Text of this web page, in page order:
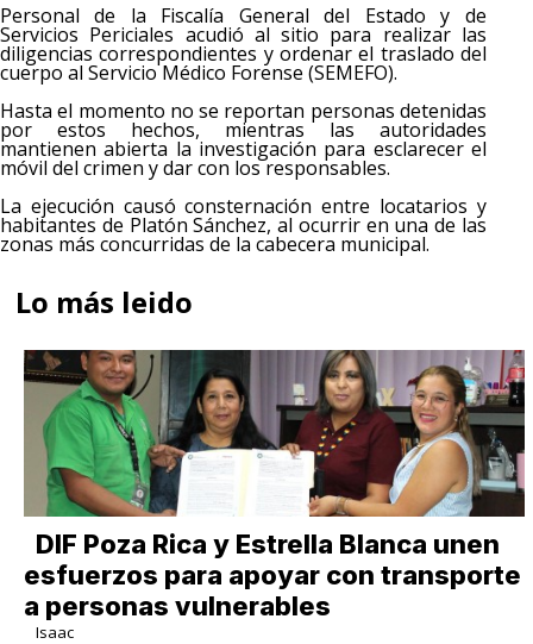
Personal de la Fiscalía General del Estado y de
Servicios Periciales acudió al sitio para realizar las
diligencias correspondientes y ordenar el traslado del
cuerpo al Servicio Médico Forense (SEMEFO).
Hasta el momento no se reportan personas detenidas
por estos hechos, mientras las autoridades
mantienen abierta la investigación para esclarecer el
móvil del crimen y dar con los responsables.
La ejecución causó consternación entre locatarios y
habitantes de Platón Sánchez, al ocurrir en una de las
zonas más concurridas de la cabecera municipal.
Lo más leido
DIF Poza Rica y Estrella Blanca unen
esfuerzos para apoyar con transporte
a personas vulnerables
Isaac